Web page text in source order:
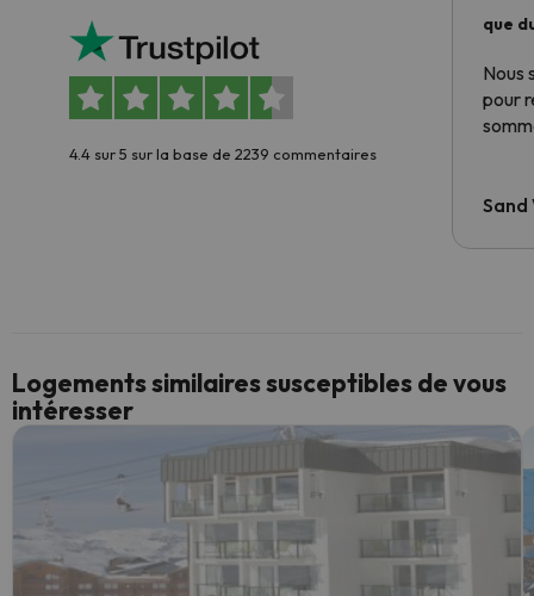
4.4 sur 5 sur la base de 2239 commentaires
que
Nous
pour
Sand
Logements similaires susceptibles de vous
intéresser